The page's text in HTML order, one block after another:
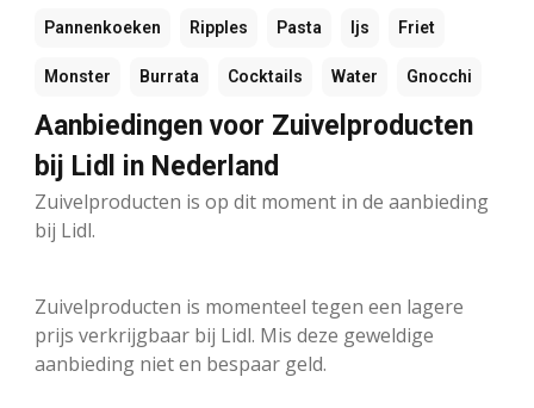
Pannenkoeken Ripples Pasta Ijs Friet
Monster Burrata Cocktails Water Gnocchi
Aanbiedingen voor Zuivelproducten
bij Lidl in Nederland
Zuivelproducten is op dit moment in de aanbieding
bij Lidl.
Zuivelproducten is momenteel tegen een lagere
prijs verkrijgbaar bij Lidl. Mis deze geweldige
aanbieding niet en bespaar geld.